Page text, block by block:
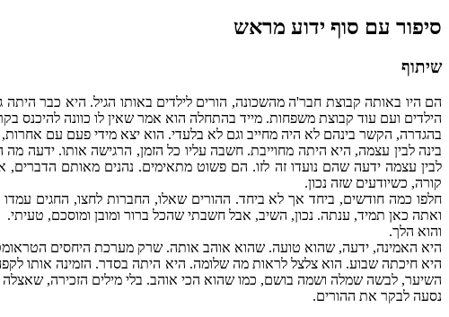
סיפור עם סוף ידוע מראש
שיתוף
הם היו באותה קבוצת חבר'ה מהשכונה, הורים לילדים באותו הגיל. היא כבר
הילדים ועם עוד קבוצת משפחות. מייד בהתחלה הוא אמר שאין לו כוונה להיכנס
בהגדרה, הקשר בינהם לא היה מחייב וגם לא בלעדי. הוא יצא מידי פעם עם
בינה לבין עצמה, היא היתה מחוייבת. חשבה עליו כל הזמן, הרגישה אותו. ידעה
לבין עצמה ידעה שהם נועדו זה לזו. הם פשוט מתאימים. נהנים מאותם
קורה, כשיודעים שזה נכון.
חלפו כמה חודשים, ביחד אך לא ביחד. ההורים שאלו, החברות לחצו, החגים
ואתה כאן תמיד, ענתה. נכון, השיב, אבל חשבתי שהכל ברור ומובן ומוסכם, טעיתי.
והוא הלך.
היא האמינה, ידעה, שהוא טועה. שהוא אוהב אותה. שרק מערכת היחסים
היא חיכתה שבוע. הוא צלצל לראות מה שלומה. היא היתה בסדר. הזמינה אותו
השיער, לבשה שמלה ושמה בושם, כמו שהוא הכי אוהב. בלי מילים הזכירה, שאצלה
נסעה לבקר את ההורים.